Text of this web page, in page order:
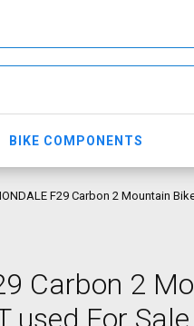
BIKE COMPONENTS
F29 Carbon 2 Mountain
Carbon 2
used For Sale